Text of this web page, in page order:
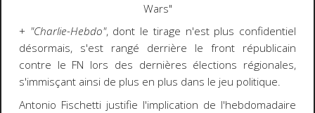
Wars"
+ "Charlie-Hebdo", dont le tirage n'est plus confidentiel
désormais, s'est rangé derrière le front républicain
contre le FN lors des dernières élections régionales,
s'immisçant ainsi de plus en plus dans le jeu politique.
Antonio Fischetti justifie l'implication de l'hebdomadaire